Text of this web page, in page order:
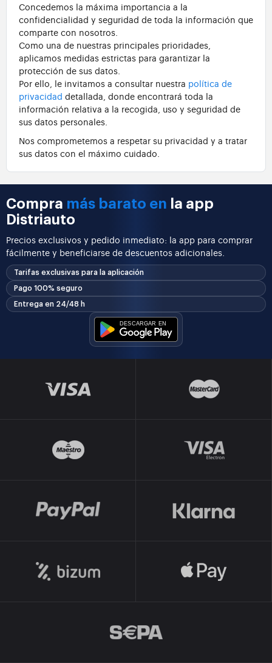
Concedemos la máxima importancia a la
confidencialidad y seguridad de toda la información que
comparte con nosotros.
Como una de nuestras principales prioridades,
aplicamos medidas estrictas para garantizar la
protección de sus datos.
Por ello, le invitamos a consultar nuestra política de
privacidad detallada, donde encontrará toda la
información relativa a la recogida, uso y seguridad de
sus datos personales.
Nos comprometemos a respetar su privacidad y a tratar
sus datos con el máximo cuidado.
Compra más barato en la app
Distriauto
Precios exclusivos y pedido inmediato: la app para comprar
fácilmente y beneficiarse de descuentos adicionales.
Tarifas exclusivas para la aplicación
Pago 100% seguro
Entrega en 24/48 h